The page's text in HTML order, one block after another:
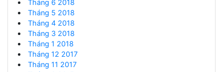
Tháng 6 2018
Tháng 5 2018
Tháng 4 2018
Tháng 3 2018
Tháng 1 2018
Tháng 12 2017
Tháng 11 2017